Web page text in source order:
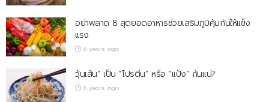
อย่าพลาด 8 สุดยอดอาหารช่วยเสริมภูมิคุ้มกันให้แข็ง
แรง
6 years ago
วุ้นเส้น” เป็น “โปรตีน” หรือ “แป้ง” กันแน่?
6 years ago